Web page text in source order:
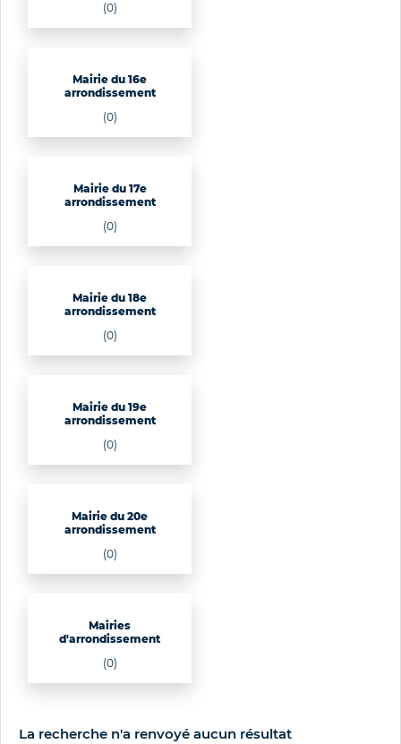
(0)
Mairie du 16e
arrondissement
(0)
Mairie du 17e
arrondissement
(0)
Mairie du 18e
arrondissement
(0)
Mairie du 19e
arrondissement
(0)
Mairie du 20e
arrondissement
(0)
Mairies
d'arrondissement
(0)
La recherche n'a renvoyé aucun résultat